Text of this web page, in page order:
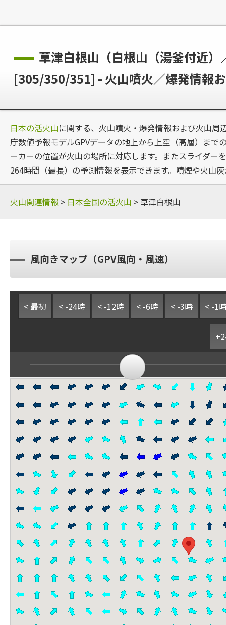
草津白根山（白根山（湯釜付近
[305/350/351] - 火山噴火／爆発情報
日本の活火山に関する、火山噴火・爆発情報および火山周
庁数値予報モデルGPVデータの地上から上空（高層）ま
ーカーの位置が火山の場所に対応します。またスライダ
264時間（最長）の予測情報を表示できます。噴煙や火山
火山関連情報 > 日本全国の活火山 > 草津白根山
風向きマップ（GPV風向・風速）
< 最初 < -24時 < -12時 < -6時 < -3時 < -1